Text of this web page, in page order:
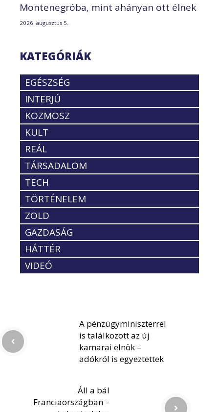
Montenegróba, mint ahányan ott élnek
2026. augusztus 5.
KATEGÓRIÁK
EGÉSZSÉG
INTERJÚ
KOZMOSZ
KULT
REÁL
TÁRSADALOM
TECH
TÖRTÉNELEM
ZÖLD
GAZDASÁG
HÁTTÉR
VIDEÓ
A pénzügyminiszterrel
is találkozott az új
kamarai elnök –
adókról is egyeztettek
Áll a bál
Franciaországban –